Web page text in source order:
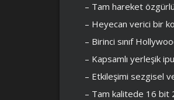
– Tam hareket
– Heyecan verici bir
– Birinci sınıf
– Kapsamlı yerleşik
– Etkileşimi sezgisel
– Tam kalitede 16 bit